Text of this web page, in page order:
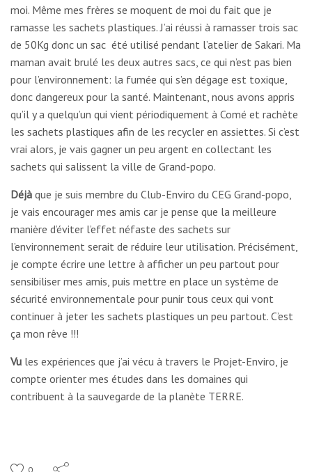
moi. Même mes frères se moquent de moi du fait que je
ramasse les sachets plastiques. J’ai réussi à ramasser trois sac
de 50Kg donc un sac été utilisé pendant l’atelier de Sakari. Ma
maman avait brulé les deux autres sacs, ce qui n’est pas bien
pour l’environnement: la fumée qui s’en dégage est toxique,
donc dangereux pour la santé. Maintenant, nous avons appris
qu’il y a quelqu’un qui vient périodiquement à Comé et rachète
les sachets plastiques afin de les recycler en assiettes. Si c’est
vrai alors, je vais gagner un peu argent en collectant les
sachets qui salissent la ville de Grand-popo.
Déjà que je suis membre du Club-Enviro du CEG Grand-popo,
je vais encourager mes amis car je pense que la meilleure
manière d’éviter l’effet néfaste des sachets sur
l’environnement serait de réduire leur utilisation. Précisément,
je compte écrire une lettre à afficher un peu partout pour
sensibiliser mes amis, puis mettre en place un système de
sécurité environnementale pour punir tous ceux qui vont
continuer à jeter les sachets plastiques un peu partout. C’est
ça mon rêve !!!
Vu les expériences que j’ai vécu à travers le Projet-Enviro, je
compte orienter mes études dans les domaines qui
contribuent à la sauvegarde de la planète TERRE.
0